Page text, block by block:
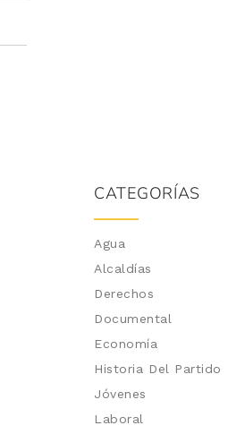
CATEGORÍAS
Agua
Alcaldías
Derechos
Documental
Economía
Historia Del Partido
Jóvenes
Laboral